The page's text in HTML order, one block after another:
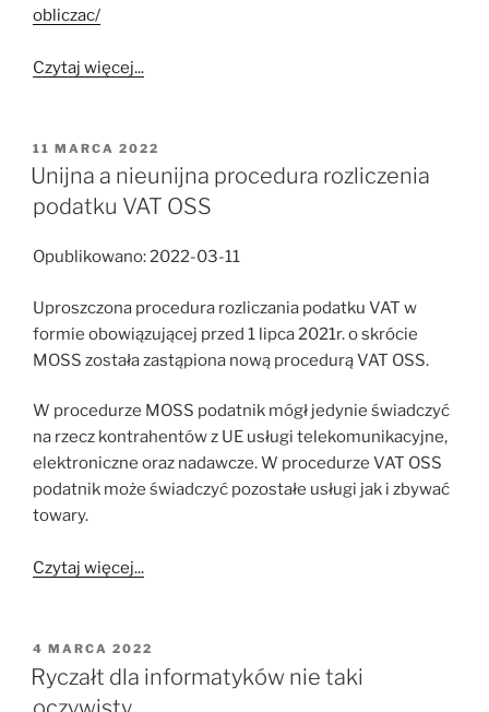
obliczac/
Czytaj więcej...
OPUBLIKOWANE
W
11 MARCA 2022
Unijna a nieunijna procedura rozliczenia
podatku VAT OSS
Opublikowano: 2022-03-11
Uproszczona procedura rozliczania podatku VAT w
formie obowiązującej przed 1 lipca 2021r. o skrócie
MOSS została zastąpiona nową procedurą VAT OSS.
W procedurze MOSS podatnik mógł jedynie świadczyć
na rzecz kontrahentów z UE usługi telekomunikacyjne,
elektroniczne oraz nadawcze. W procedurze VAT OSS
podatnik może świadczyć pozostałe usługi jak i zbywać
towary.
Czytaj więcej...
OPUBLIKOWANE
W
4 MARCA 2022
Ryczałt dla informatyków nie taki